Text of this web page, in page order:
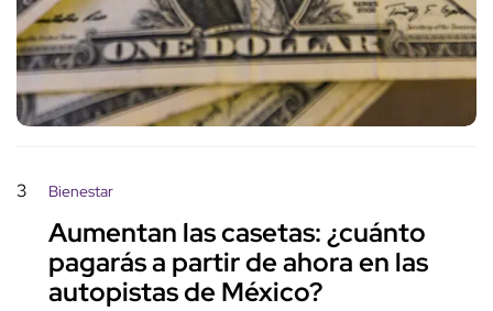
3 Bienestar
Aumentan las casetas: ¿cuánto
pagarás a partir de ahora en las
autopistas de México?